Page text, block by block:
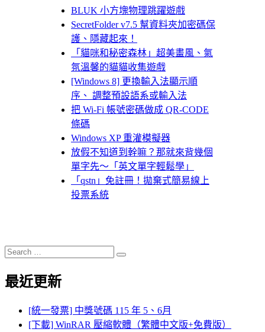
BLUK 小方塊物理跳躍遊戲
SecretFolder v7.5 幫資料夾加密碼保
護、隱藏起來！
「貓咪和秘密森林」超美畫風、氣
氛溫馨的貓貓收集遊戲
[Windows 8] 更換輸入法顯示順
序、 調整預設語系或輸入法
把 Wi-Fi 帳號密碼做成 QR-CODE
條碼
Windows XP 重灌模擬器
放假不知道到幹嘛？那就來背幾個
單字先～「英文單字輕鬆學」
「qstn」免註冊！拋棄式簡易線上
投票系統
Search
for:
Search
最近更新
[統一發票] 中獎號碼 115 年 5、6月
[下載] WinRAR 壓縮軟體（繁體中文版+免費版）